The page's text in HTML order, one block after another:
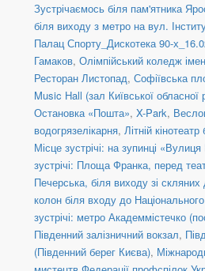
Зустрічаємось біля пам'ятника
біля виходу з метро на вул.
Палац Спорту_Дискотека 90-
Гамаков, Олімпійський коледж
Ресторан Листопад, Софіївська
Music Hall (зал Київської
Остановка «Пошта», X-Park,
водогрязелікарня, Літній
Місце зустрічі: на зупинці
зустрічі: Площа Франка, перед
Печерська, біля виходу зі скляних
колон біля входу до
зустрічі: метро Академмістечко
Південний залізничний вокзал,
(Південний берег Києва),